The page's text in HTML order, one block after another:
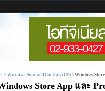
> Windows Store and Controls (C#) > Windows
Store App และ